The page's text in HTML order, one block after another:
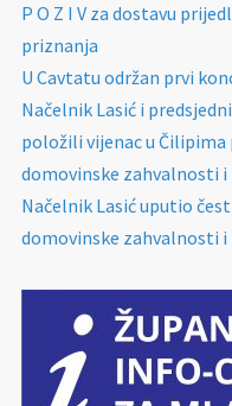
P O Z I V za dostavu
priznanja
U Cavtatu održan prvi
Načelnik Lasić i
položili vijenac u Čilipima
domovinske zahvalnosti
Načelnik Lasić uputio
domovinske zahvalnosti